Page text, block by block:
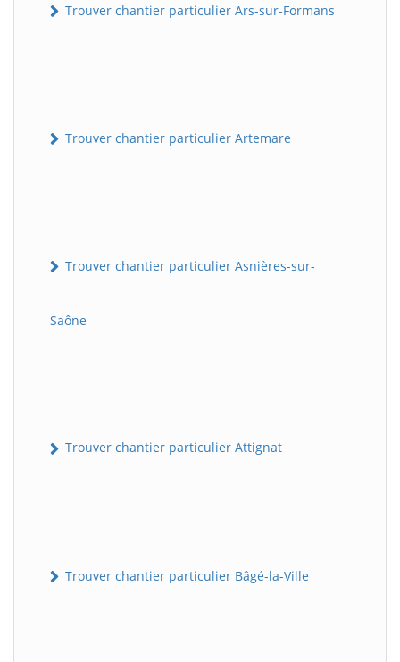
Trouver chantier particulier Ars-sur-Formans
Trouver chantier particulier Artemare
Trouver chantier particulier Asnières-sur-
Saône
Trouver chantier particulier Attignat
Trouver chantier particulier Bâgé-la-Ville